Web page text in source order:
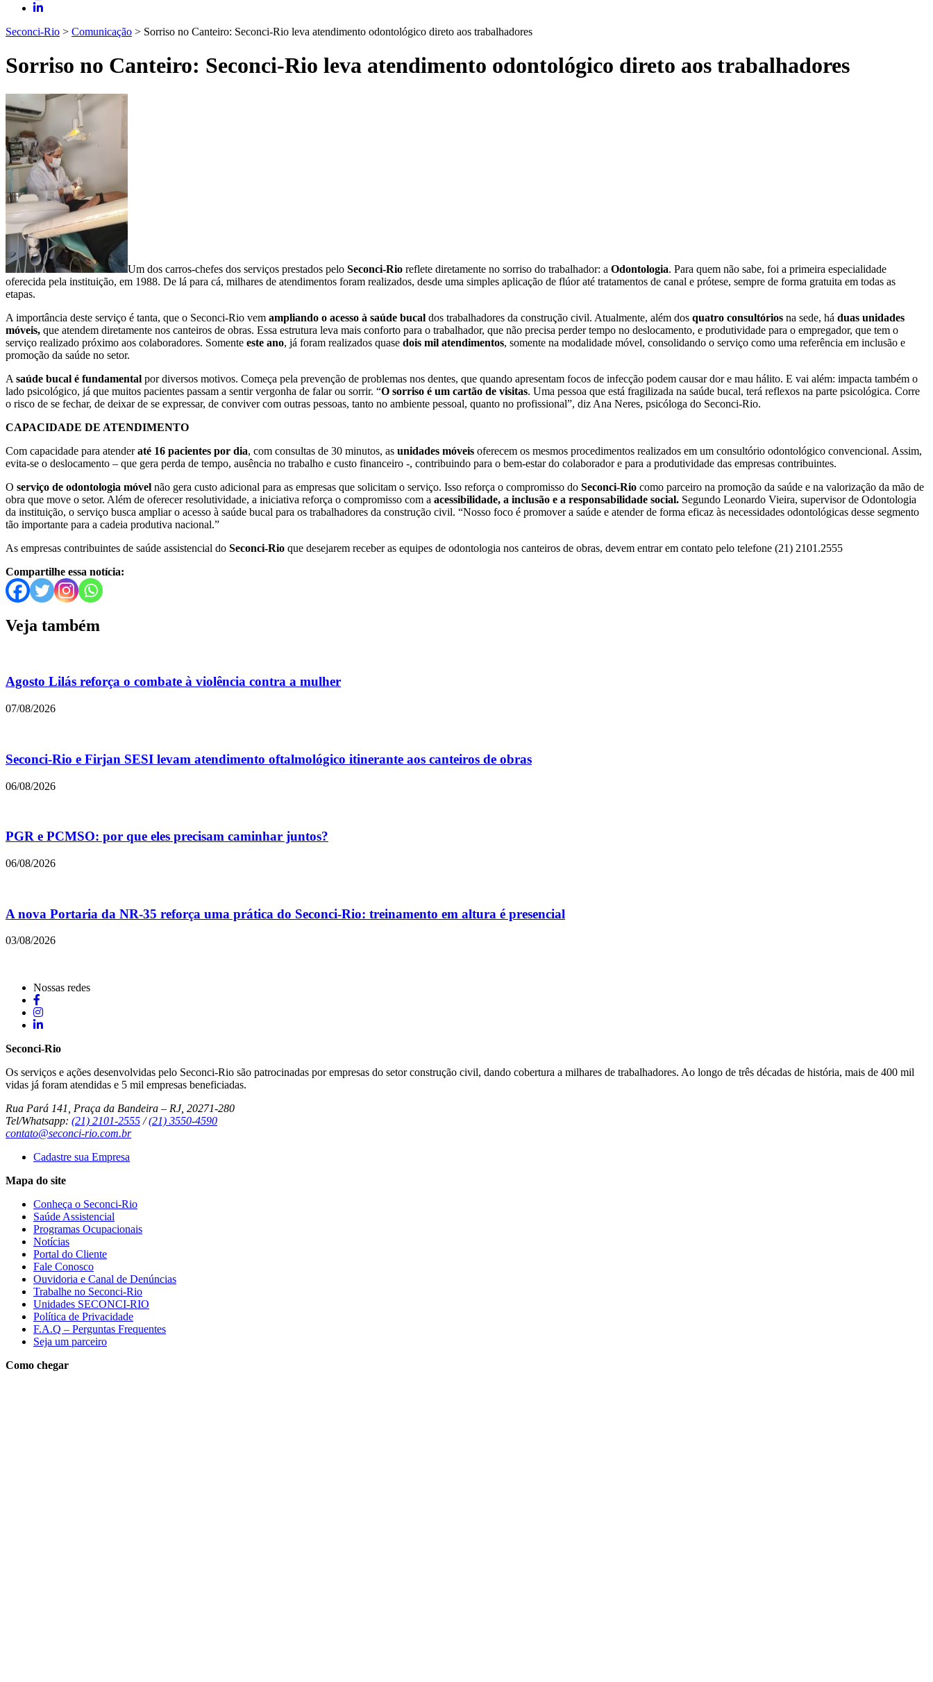
Seconci-Rio > Comunicação > Sorriso no Canteiro: Seconci-Rio leva atendimento odontológico direto aos trabalhadores
Sorriso no Canteiro: Seconci-Rio leva atendimento odontológico direto aos trabalhadores
Um dos carros-chefes dos serviços prestados pelo Seconci-Rio reflete diretamente no sorriso do trabalhador: a Odontologia. Para quem não sabe, foi a primeira especialidade
oferecida pela instituição, em 1988. De lá para cá, milhares de atendimentos foram realizados, desde uma simples aplicação de flúor até tratamentos de canal e prótese, sempre de forma gratuita em todas as
etapas.
A importância deste serviço é tanta, que o Seconci-Rio vem ampliando o acesso à saúde bucal dos trabalhadores da construção civil. Atualmente, além dos quatro consultórios na sede, há duas unidades
móveis, que atendem diretamente nos canteiros de obras. Essa estrutura leva mais conforto para o trabalhador, que não precisa perder tempo no deslocamento, e produtividade para o empregador, que tem o
serviço realizado próximo aos colaboradores. Somente este ano, já foram realizados quase dois mil atendimentos, somente na modalidade móvel, consolidando o serviço como uma referência em inclusão e
promoção da saúde no setor.
A saúde bucal é fundamental por diversos motivos. Começa pela prevenção de problemas nos dentes, que quando apresentam focos de infecção podem causar dor e mau hálito. E vai além: impacta também o
lado psicológico, já que muitos pacientes passam a sentir vergonha de falar ou sorrir. “O sorriso é um cartão de visitas. Uma pessoa que está fragilizada na saúde bucal, terá reflexos na parte psicológica. Corre
o risco de se fechar, de deixar de se expressar, de conviver com outras pessoas, tanto no ambiente pessoal, quanto no profissional”, diz Ana Neres, psicóloga do Seconci-Rio.
CAPACIDADE DE ATENDIMENTO
Com capacidade para atenderaté 16 pacientes por dia, com consultas de 30 minutos, as unidades móveis oferecem os mesmos procedimentos realizados em um consultório odontológico convencional. Assim,
evita-se o deslocamento – que gera perda de tempo, ausência no trabalho e custo financeiro -, contribuindo para o bem-estar do colaborador e para a produtividade das empresas contribuintes.
O serviço de odontologia móvel não gera custo adicional para as empresas que solicitam o serviço. Isso reforça o compromisso do Seconci-Rio como parceiro na promoção da saúde e na valorização da mão de
obra que move o setor. Além de oferecer resolutividade, a iniciativa reforça o compromisso com a acessibilidade, a inclusão e a responsabilidade social. Segundo Leonardo Vieira, supervisor de Odontologia
da instituição, o serviço busca ampliar o acesso à saúde bucal para os trabalhadores da construção civil. “Nosso foco é promover a saúde e atender de forma eficaz às necessidades odontológicas desse segmento
tão importante para a cadeia produtiva nacional.”
As empresas contribuintes de saúde assistencial do Seconci-Rio que desejarem receber as equipes de odontologia nos canteiros de obras, devem entrar em contato pelo telefone (21) 2101.2555
Compartilhe essa notícia:
Veja também
Agosto Lilás reforça o combate à violência contra a mulher
07/08/2026
Seconci-Rio e Firjan SESI levam atendimento oftalmológico itinerante aos canteiros de obras
06/08/2026
PGR e PCMSO: por que eles precisam caminhar juntos?
06/08/2026
A nova Portaria da NR-35 reforça uma prática do Seconci-Rio: treinamento em altura é presencial
03/08/2026
Nossas redes
Seconci-Rio
Os serviços e ações desenvolvidas pelo Seconci-Rio são patrocinadas por empresas do setor construção civil, dando cobertura a milhares de trabalhadores. Ao longo de três décadas de história, mais de 400 mil
vidas já foram atendidas e 5 mil empresas beneficiadas.
Rua Pará 141, Praça da Bandeira – RJ, 20271-280
Tel/Whatsapp: (21) 2101-2555/(21) 3550-4590
contato@seconci-rio.com.br
Cadastre sua Empresa
Mapa do site
Conheça o Seconci-Rio
Saúde Assistencial
Programas Ocupacionais
Notícias
Portal do Cliente
Fale Conosco
Ouvidoria e Canal de Denúncias
Trabalhe no Seconci-Rio
Unidades SECONCI-RIO
Política de Privacidade
F.A.Q – Perguntas Frequentes
Seja um parceiro
Como chegar